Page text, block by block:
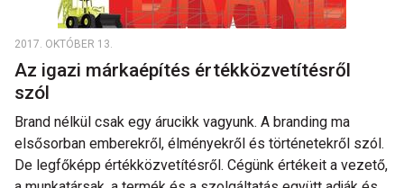
2017. OKTÓBER 13.
Az igazi márkaépítés értékközvetítésről
szól
Brand nélkül csak egy árucikk vagyunk. A branding ma
elsősorban emberekről, élményekről és történetekről szól.
De legfőképp értékközvetítésről. Cégünk értékeit a vezető,